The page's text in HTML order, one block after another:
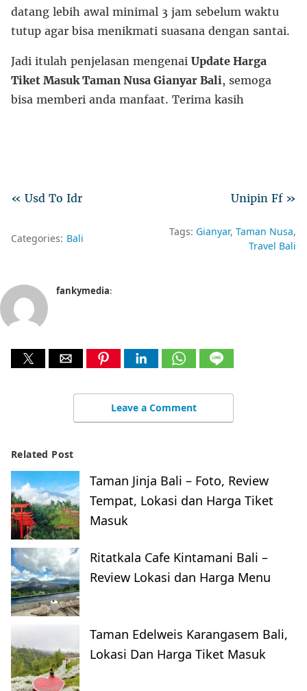
datang lebih awal minimal 3 jam sebelum waktu
tutup agar bisa menikmati suasana dengan santai.
Jadi itulah penjelasan mengenai Update Harga
Tiket Masuk Taman Nusa Gianyar Bali, semoga
bisa memberi anda manfaat. Terima kasih
Unipin Ff »
« Usd To Idr
Categories: Bali
Tags: Gianyar Taman Nusa
Travel Bali
fankymedia:
Leave a Comment
Related Post
Taman Jinja Bali – Foto, Review
Tempat, Lokasi dan Harga Tiket
Masuk
Ritatkala Cafe Kintamani Bali –
Review Lokasi dan Harga Menu
Taman Edelweis Karangasem Bali,
Lokasi Dan Harga Tiket Masuk